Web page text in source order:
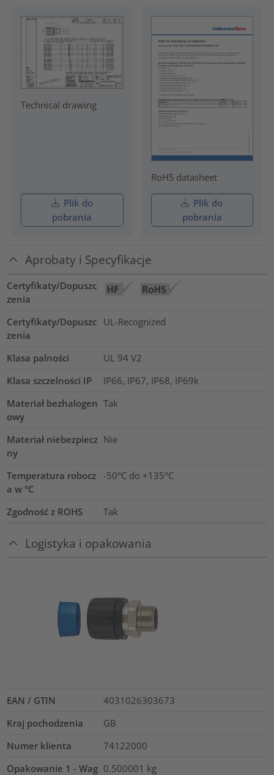
Technical drawing
Plik do
pobrania
RoHS datasheet
Plik do
pobrania
Aprobaty i Specyfikacje
Certyfikaty/Dopuszc
zenia
Certyfikaty/Dopuszc
zenia
UL-Recognized
Klasa palności
UL 94 V2
Klasa szczelności IP
IP66, IP67, IP68, IP69k
Materiał bezhalogen
owy
Tak
Materiał niebezpiecz
ny
Nie
Temperatura robocz
a w °C
-50°C do +135°C
Zgodność z ROHS Tak
Logistyka i opakowania
EAN / GTIN
4031026303673
Kraj pochodzenia
GB
Numer klienta
74122000
Opakowanie 1 - Wag 0.500001 kg